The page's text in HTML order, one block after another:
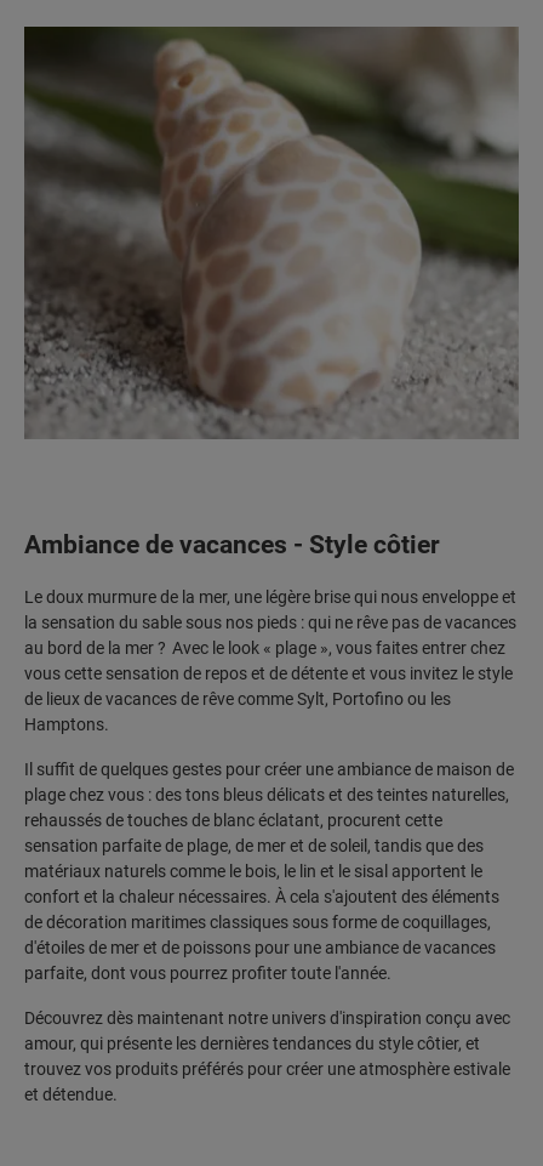
Ambiance de vacances - Style côtier
Le doux murmure de la mer, une légère brise qui nous enveloppe et
la sensation du sable sous nos pieds : qui ne rêve pas de vacances
au bord de la mer ? Avec le look « plage », vous faites entrer chez
vous cette sensation de repos et de détente et vous invitez le style
de lieux de vacances de rêve comme Sylt, Portofino ou les
Hamptons.
Il suffit de quelques gestes pour créer une ambiance de maison de
plage chez vous : des tons bleus délicats et des teintes naturelles,
rehaussés de touches de blanc éclatant, procurent cette
sensation parfaite de plage, de mer et de soleil, tandis que des
matériaux naturels comme le bois, le lin et le sisal apportent le
confort et la chaleur nécessaires. À cela s'ajoutent des éléments
de décoration maritimes classiques sous forme de coquillages,
d'étoiles de mer et de poissons pour une ambiance de vacances
parfaite, dont vous pourrez profiter toute l'année.
Découvrez dès maintenant notre univers d'inspiration conçu avec
amour, qui présente les dernières tendances du style côtier, et
trouvez vos produits préférés pour créer une atmosphère estivale
et détendue.